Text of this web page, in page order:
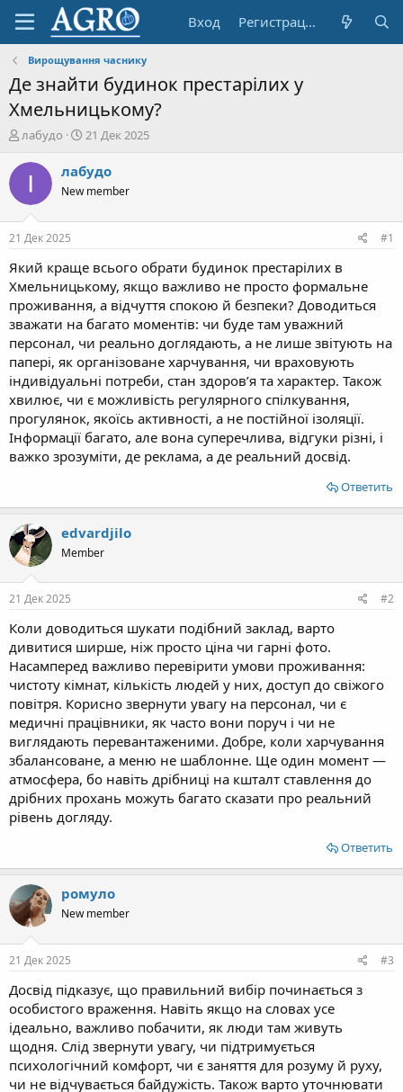
Вход Регистрация
Вирощування часнику
Де знайти будинок престарілих у
Хмельницькому?
А
т
р
м
ы
лабудо
Д
т
а
н
л
21 Дек 2025
лабудо
New member
21 Дек 2025 #1
Який краще всього обрати будинок престарілих в
Хмельницькому, якщо важливо не просто формальне
проживання, а відчуття спокою й безпеки? Доводиться
зважати на багато моментів: чи буде там уважний
персонал, чи реально доглядають, а не лише звітують на
папері, як організоване харчування, чи враховують
індивідуальні потреби, стан здоров’я та характер. Також
хвилює, чи є можливість регулярного спілкування,
прогулянок, якоїсь активності, а не постійної ізоляції.
Інформації багато, але вона суперечлива, відгуки різні, і
важко зрозуміти, де реклама, а де реальний досвід.
Ответить
edvardjilо
Member
21 Дек 2025 #2
Коли доводиться шукати подібний заклад, варто
дивитися ширше, ніж просто ціна чи гарні фото.
Насамперед важливо перевірити умови проживання:
чистоту кімнат, кількість людей у них, доступ до свіжого
повітря. Корисно звернути увагу на персонал, чи є
медичні працівники, як часто вони поруч і чи не
виглядають перевантаженими. Добре, коли харчування
збалансоване, а меню не шаблонне. Ще один момент —
атмосфера, бо навіть дрібниці на кшталт ставлення до
дрібних прохань можуть багато сказати про реальний
рівень догляду.
Ответить
ромуло
New member
21 Дек 2025 #3
Досвід підказує, що правильний вибір починається з
особистого враження. Навіть якщо на словах усе
ідеально, важливо побачити, як люди там живуть
щодня. Слід звернути увагу, чи підтримується
психологічний комфорт, чи є заняття для розуму й руху,
чи не відчувається байдужість. Також варто уточнювати